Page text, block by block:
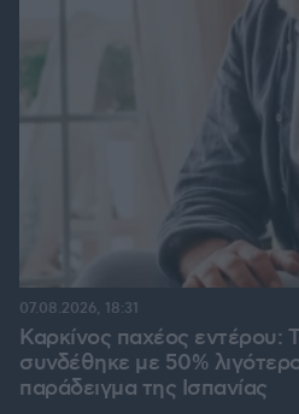
Καρκίνος παχέος εντέρου:
συνδέθηκε με 50%
παράδειγμα της Ισπανίας
07.08.2026, 18:31